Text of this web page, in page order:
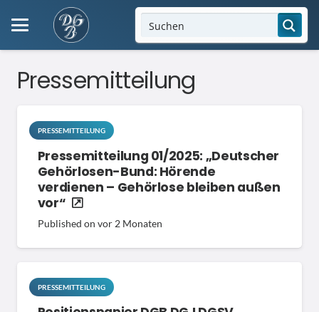
Pressemitteilung
PRESSEMITTEILUNG
Pressemitteilung 01/2025: „Deutscher
Gehörlosen-Bund: Hörende
verdienen – Gehörlose bleiben außen
vor“
Published on vor 2 Monaten
PRESSEMITTEILUNG